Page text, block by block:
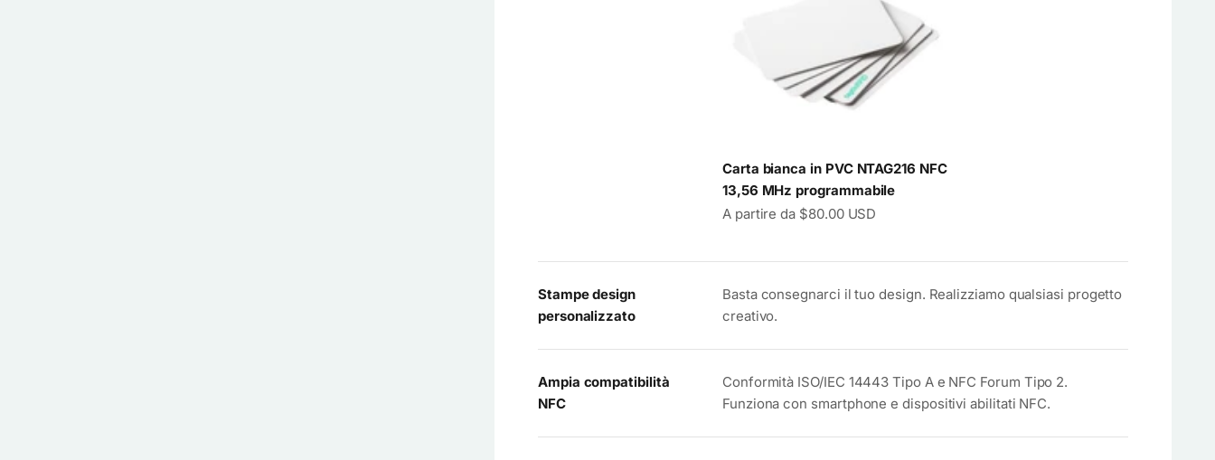
Carta bianca in PVC NTAG216 NFC
13,56 MHz programmabile
Prezzo scontato
A partire da $80.00 USD
Stampe design
personalizzato
Basta consegnarci il tuo design. Realizziamo qualsiasi progetto
creativo.
Ampia compatibilità
NFC
Conformità ISO/IEC 14443 Tipo A e NFC Forum Tipo 2.
Funziona con smartphone e dispositivi abilitati NFC.